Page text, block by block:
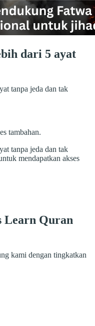
dari 5 ayat
tanpa jeda dan tak
tambahan.
tanpa jeda dan tak
mendapatkan akses
Learn Quran
kami dengan tingkatkan